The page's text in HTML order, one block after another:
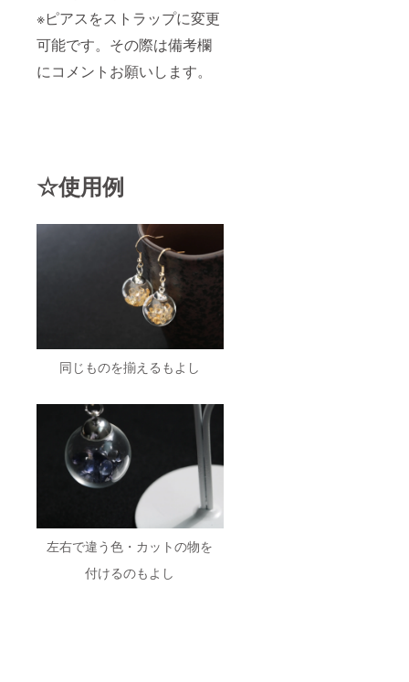
※ピアスをストラップに変更
可能です。その際は備考欄
にコメントお願いします。
☆使用例
同じものを揃えるもよし
左右で違う色・カットの物を
付けるのもよし